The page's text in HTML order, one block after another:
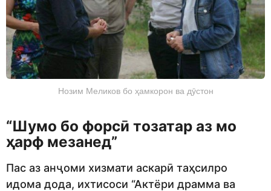
Нозим Меликов бо ҳамкорон ва дӯстон
“Шумо бо форсӣ тозатар аз мо
ҳарф мезанед”
Пас аз анҷоми хизмати аскарӣ таҳсилро
идома дода, ихтисоси “Актёри драмма ва